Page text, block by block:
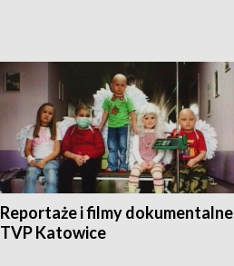
Reportaże i filmy dokumentalne
TVP Katowice